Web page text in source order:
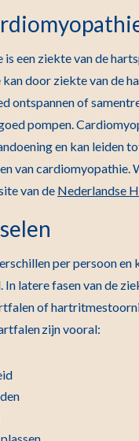
een ziekte van de
door ziekte van de
ontspannen of
pompen.
en kan leiden
van cardiomyopathie.
van de Nederlandse
per persoon en
In latere fasen van de
of
zijn vooral: